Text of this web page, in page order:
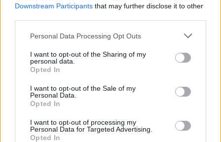
Downstream Participants that may further disclose it to other
Please note that this website/app uses one or more Google
not limited to your visit or usage behaviour. You may click to
grant or deny consent to Google and its third-party tags to
use your data for below specified purposes in below Google
consent section.
Personal Data Processing Opt Outs
I want to opt-out of the Sharing of my
personal data.
Opted In
I want to opt-out of the Sale of my
Personal Data.
Opted In
I want to opt-out of processing my
Personal Data for Targeted Advertising.
Opted In
Σχόλια
Στη ΓΑΔΑ η 46χρονη που
συμμετοχή στην τραγωδία
απευθείας από το
αεροδρόμιο
Τραμπ: «Ο πόλεμος με
σύντομα – Εμείς